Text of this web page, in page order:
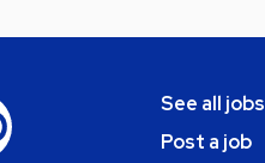
See all jobs
Post a job